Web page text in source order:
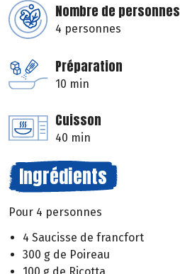
Nombre de personnes
4 personnes
Préparation
10 min
Cuisson
40 min
Ingrédients
Pour 4 personnes
4 Saucisse de francfort
300 g de Poireau